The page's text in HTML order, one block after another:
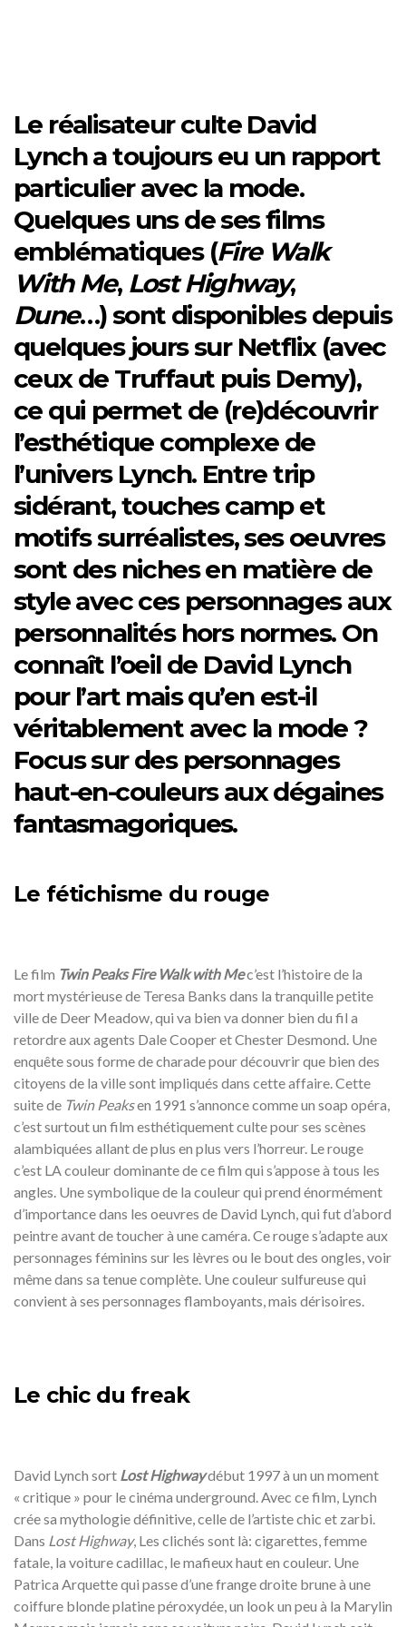
Le réalisateur culte David
Lynch a toujours eu un rapport
particulier avec la mode.
Quelques uns de ses films
emblématiques (Fire Walk
With Me, Lost Highway,
Dune…) sont disponibles depuis
quelques jours sur Netflix (avec
ceux de Truffaut puis Demy),
ce qui permet de (re)découvrir
l’esthétique complexe de
l’univers Lynch. Entre trip
sidérant, touches camp et
motifs surréalistes, ses oeuvres
sont des niches en matière de
style avec ces personnages aux
personnalités hors normes. On
connaît l’oeil de David Lynch
pour l’art mais qu’en est-il
véritablement avec la mode ?
Focus sur des personnages
haut-en-couleurs aux dégaines
fantasmagoriques.
Le fétichisme du rouge
Le film Twin Peaks Fire Walk with Mec’est l’histoire de la
mort mystérieuse de Teresa Banks dans la tranquille petite
ville de Deer Meadow, qui va bien va donner bien du fil a
retordre aux agents Dale Cooper et Chester Desmond. Une
enquête sous forme de charade pour découvrir que bien des
citoyens de la ville sont impliqués dans cette affaire. Cette
suite de Twin Peaksen 1991 s’annonce comme un soap opéra,
c’est surtout un film esthétiquement culte pour ses scènes
alambiquées allant de plus en plus vers l’horreur. Le rouge
c’est LA couleur dominante de ce film qui s’appose à tous les
angles. Une symbolique de la couleur qui prend énormément
d’importance dans les oeuvres de David Lynch, qui fut d’abord
peintre avant de toucher à une caméra. Ce rouge s’adapte aux
personnages féminins sur les lèvres ou le bout des ongles, voir
même dans sa tenue complète. Une couleur sulfureuse qui
convient à ses personnages flamboyants, mais dérisoires.
Le chic du freak
David Lynch sort Lost Highwaydébut 1997 à un un moment
« critique » pour le cinéma underground. Avec ce film, Lynch
crée sa mythologie définitive, celle de l’artiste chic et zarbi.
Dans Lost Highway, Les clichés sont là: cigarettes, femme
fatale, la voiture cadillac, le mafieux haut en couleur. Une
Patrica Arquette qui passe d’une frange droite brune à une
coiffure blonde platine péroxydée, un look un peu à la Marylin